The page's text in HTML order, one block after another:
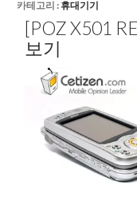
카테고리 : 휴대기기
[POZ X501
보기